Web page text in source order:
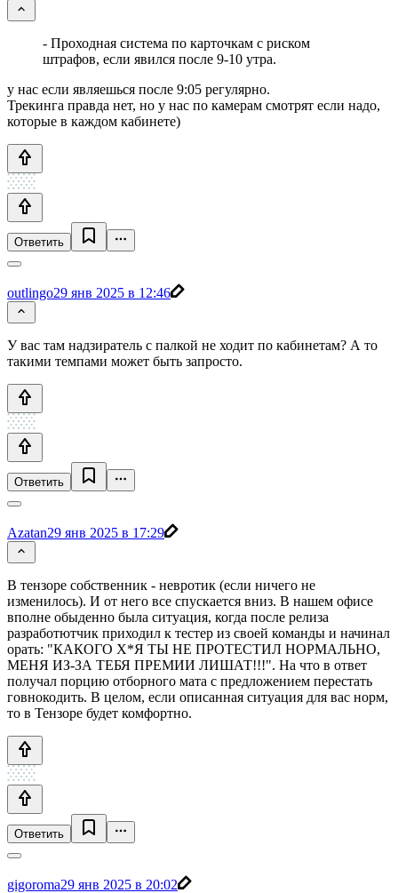
- Проходная система по карточкам с риском
штрафов, если явился после 9-10 утра.
у нас если являешься после 9:05 регулярно.
Трекинга правда нет, но у нас по камерам смотрят если надо,
которые в каждом кабинете)
Ответить
outlingo29 янв 2025 в 12:46
У вас там надзиратель с палкой не ходит по кабинетам? А то
такими темпами может быть запросто.
Ответить
Azatan29 янв 2025 в 17:29
В тензоре собственник - невротик (если ничего не
изменилось). И от него все спускается вниз. В нашем офисе
вполне обыденно была ситуация, когда после релиза
разработютчик приходил к тестер из своей команды и начинал
орать: "КАКОГО Х*Я ТЫ НЕ ПРОТЕСТИЛ НОРМАЛЬНО,
МЕНЯ ИЗ-ЗА ТЕБЯ ПРЕМИИ ЛИШАТ!!!". На что в ответ
получал порцию отборного мата с предложением перестать
говнокодить. В целом, если описанная ситуация для вас норм,
то в Тензоре будет комфортно.
Ответить
gigoroma29 янв 2025 в 20:02